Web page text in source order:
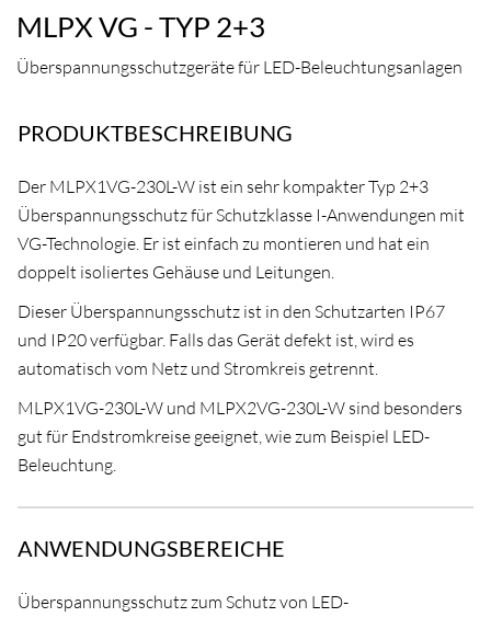
MLPX VG - TYP 2+3
Überspannungsschutzgeräte für LED-Beleuchtungsanlagen
PRODUKTBESCHREIBUNG
Der MLPX1VG-230L-W ist ein sehr kompakter Typ 2+3
Überspannungsschutz für Schutzklasse I-Anwendungen mit
VG-Technologie. Er ist einfach zu montieren und hat ein
doppelt isoliertes Gehäuse und Leitungen.
Dieser Überspannungsschutz ist in den Schutzarten IP67
und IP20 verfügbar. Falls das Gerät defekt ist, wird es
automatisch vom Netz und Stromkreis getrennt.
MLPX1VG-230L-W und MLPX2VG-230L-W sind besonders
gut für Endstromkreise geeignet, wie zum Beispiel LED-
Beleuchtung.
ANWENDUNGSBEREICHE
Überspannungsschutz zum Schutz von LED-